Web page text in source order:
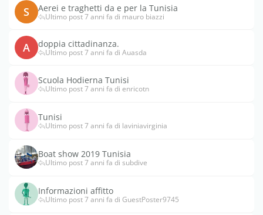
S Aerei e traghetti da e per la Tunisia
Ultimo post 7 anni fa di mauro biazzi
A doppia cittadinanza.
Ultimo post 7 anni fa di Auasda
Scuola Hodierna Tunisi
Ultimo post 7 anni fa di enricotn
Tunisi
Ultimo post 7 anni fa di laviniavirginia
Boat show 2019 Tunisia
Ultimo post 7 anni fa di subdive
Informazioni affitto
Ultimo post 7 anni fa di GuestPoster9745